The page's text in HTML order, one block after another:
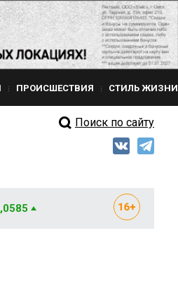
ПРОИСШЕСТВИЯ СТИЛЬ ЖИЗНИ
Поиск по сайту